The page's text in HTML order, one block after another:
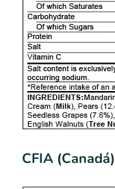
CFIA (Canadá)